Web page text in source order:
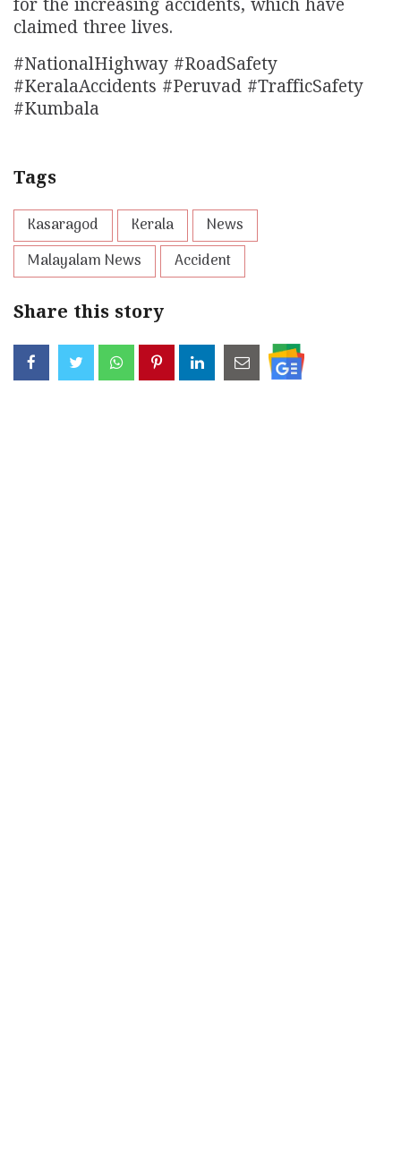
for the increasing accidents, which have
claimed three lives.
#NationalHighway #RoadSafety
#KeralaAccidents #Peruvad #TrafficSafety
#Kumbala
Tags
Kasaragod Kerala
News
Malayalam News
Accident
Share this story